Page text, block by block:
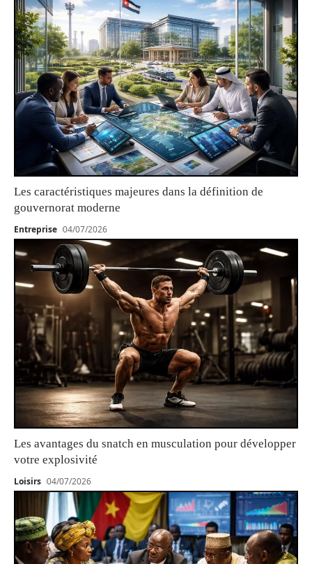
Les caractéristiques majeures dans la définition de
gouvernorat moderne
Entreprise 04/07/2026
Les avantages du snatch en musculation pour développer
votre explosivité
Loisirs 04/07/2026